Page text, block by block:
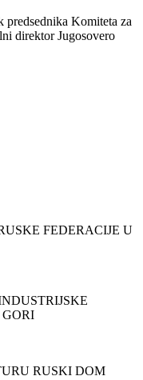
predsednika Komiteta za
direktor Jugosovero
FEDERACIJE U
GORI
RUSKI DOM